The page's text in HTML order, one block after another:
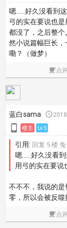
嗯……好久没看到
弓的实在要说也
都没了，之后整
然小说篇幅巨长
嘞？（做梦）
点
蓝白sama 
 楼主 Lv.5
引用: 回复 5 楼
嗯……好久没看
用弓的实在要说
不不不，我说的
零，所以会被反噬
点